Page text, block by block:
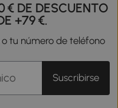
€ DE DESCUENTO
+79 €.
tu número de teléfono
Suscribirse